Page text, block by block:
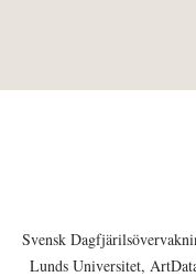
Svensk
Lunds Universitet,